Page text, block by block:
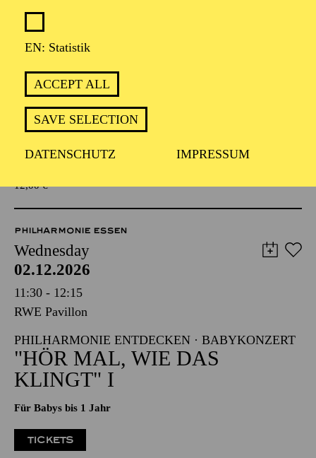
EN: Statistik
ACCEPT ALL
SAVE SELECTION
DATENSCHUTZ IMPRESSUM
09:30 - 10:15
RWE Pavillon
"HÖR MAL, WIE DAS
KLINGT" I
Für Babys bis 1 Jahr
TICKETS
12,00€
PHILHARMONIE ESSEN
Wednesday
02.12.2026
11:30 - 12:15
RWE Pavillon
PHILHARMONIE ENTDECKEN · BABYKONZERT
"HÖR MAL, WIE DAS
KLINGT" I
Für Babys bis 1 Jahr
TICKETS